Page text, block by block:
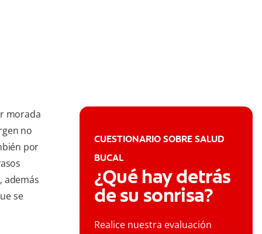
morada
no
por
además
se
CUESTIONARIO SOBRE SALUD
BUCAL
¿Qué hay detrás
de su sonrisa?
Realice nuestra evaluación